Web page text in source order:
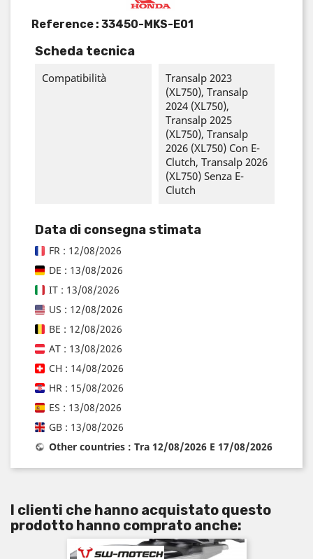
Reference : 33450-MKS-E01
Scheda tecnica
Compatibilità
Transalp 2023
(XL750), Transalp
2024 (XL750),
Transalp 2025
(XL750), Transalp
2026 (XL750) Con E-
Clutch, Transalp 2026
(XL750) Senza E-
Clutch
Data di consegna stimata
FR : 12/08/2026
DE : 13/08/2026
IT : 13/08/2026
US : 12/08/2026
BE : 12/08/2026
AT : 13/08/2026
CH : 14/08/2026
HR : 15/08/2026
ES : 13/08/2026
GB : 13/08/2026
Other countries : Tra 12/08/2026 E 17/08/2026
I clienti che hanno acquistato questo
prodotto hanno comprato anche: